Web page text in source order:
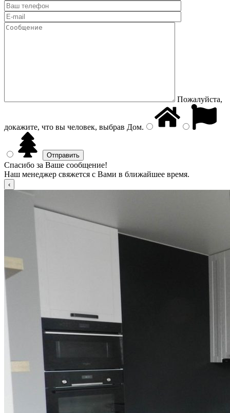
Пожалуйста,
докажите, что вы человек, выбрав Дом.
Спасибо за Ваше сообщение!
Наш менеджер свяжется с Вами в ближайшее время.